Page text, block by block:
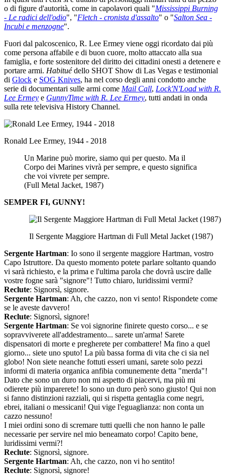
o di figure d'autorità, come in capolavori quali "Mississippi Burning
- Le radici dell'odio", "Fletch - cronista d'assalto" o "Salton Sea -
Incubi e menzogne".
Fuori dal palcoscenico, R. Lee Ermey viene oggi ricordato dai più
come persona affabile e di buon cuore, molto attaccato alla sua
famiglia, e forte sostenitore del diritto dei cittadini onesti a detenere e
portare armi. Habituédello SHOT Show di Las Vegas e testimonial
di Glock e SOG Knives, ha nel corso degli anni condotto anche
serie di documentari sulle armi come Mail Call, Lock'N'Load with R.
Lee Ermey e GunnyTime with R. Lee Ermey, tutti andati in onda
sulla rete televisiva History Channel.
Ronald Lee Ermey, 1944 - 2018
Un Marine può morire, siamo qui per questo. Ma il
Corpo dei Marines vivrà per sempre, e questo significa
che voi vivrete per sempre.
(Full Metal Jacket, 1987)
SEMPER FI, GUNNY!
Il Sergente Maggiore Hartman di Full Metal Jacket (1987)
Sergente Hartman: Io sono il sergente maggiore Hartman, vostro
Capo Istruttore. Da questo momento potete parlare soltanto quando
vi sarà richiesto, e la prima e l'ultima parola che dovrà uscire dalle
vostre fogne sarà "signore"! Tutto chiaro, luridissimi vermi?
Reclute: Signorsì, signore.
Sergente Hartman: Ah, che cazzo, non vi sento! Rispondete come
se le aveste davvero!
Reclute: Signorsì, signore!
Sergente Hartman: Se voi signorine finirete questo corso... e se
sopravviverete all'addestramento... sarete un'arma! Sarete
dispensatori di morte e pregherete per combattere! Ma fino a quel
giorno... siete uno sputo! La più bassa forma di vita che ci sia nel
globo! Non siete neanche fottuti esseri umani, sarete solo pezzi
informi di materia organica anfibia comunemente detta "merda"!
Dato che sono un duro non mi aspetto di piacervi, ma più mi
odierete più imparerete! Io sono un duro però sono giusto! Qui non
si fanno distinzioni razziali, qui si rispetta gentaglia come negri,
ebrei, italiani o messicani! Qui vige l'eguaglianza: non conta un
cazzo nessuno!
I miei ordini sono di scremare tutti quelli che non hanno le palle
necessarie per servire nel mio beneamato corpo! Capito bene,
luridissimi vermi?!
Reclute: Signorsì, signore.
Sergente Hartman: Ah, che cazzo, non vi ho sentito!
Reclute: Signorsì, signore!